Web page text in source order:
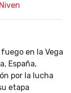
en la Vega
España,
por la lucha
etapa